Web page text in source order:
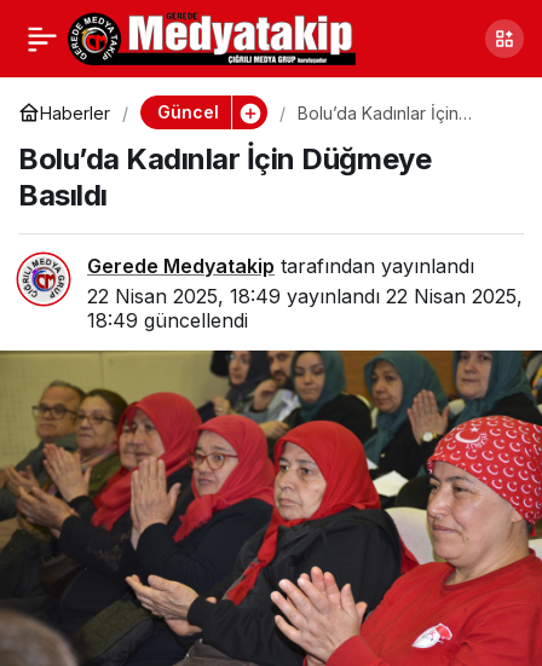
Haberler Güncel
Bolu’da Kadınlar İçin
Bolu’da Kadınlar İçin Düğmeye
Basıldı
Gerede Medyatakip tarafından yayınlandı
22 Nisan 2025, 18:49 yayınlandı 22 Nisan 2025,
18:49 güncellendi
Bolulu Çiftçi 200 Bin
Yerli Fide İle
Desteklenecek
Paylaş